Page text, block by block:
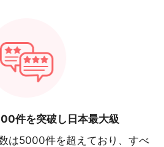
件を突破し日本最大級
は5000件を超えており、すべ